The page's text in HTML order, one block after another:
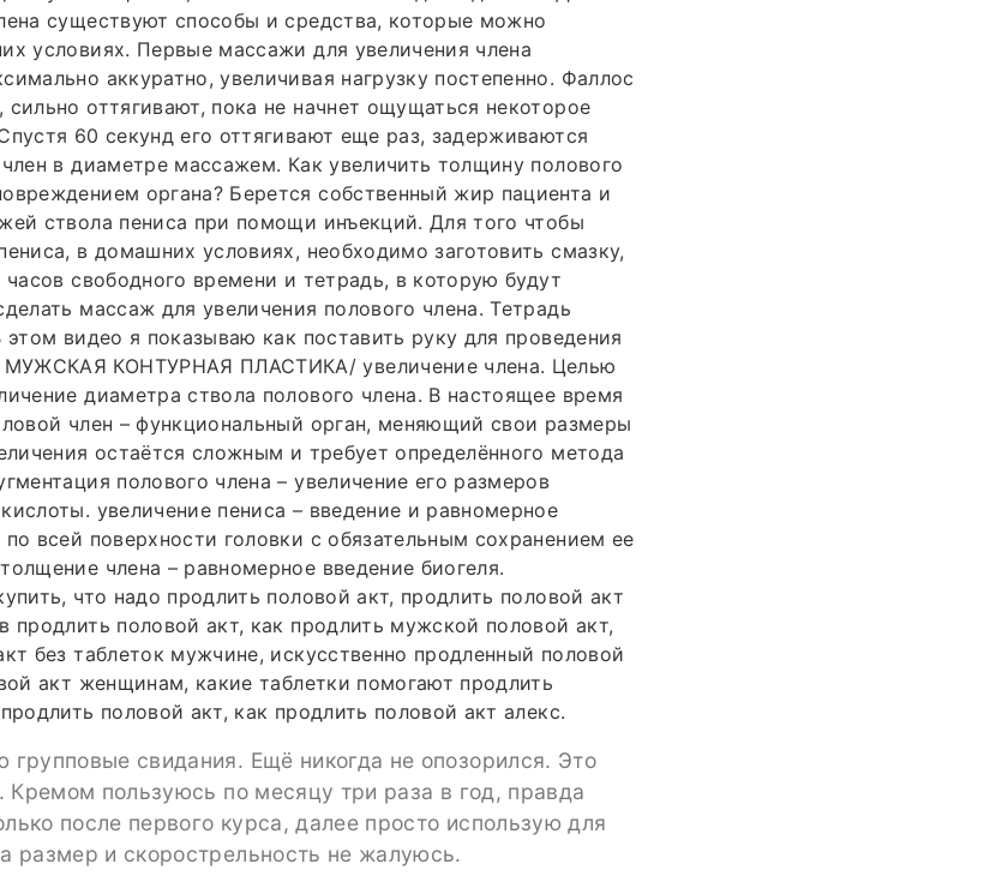
существуют способы и средства, которые можно
условиях. Первые массажи для увеличения члена
аккуратно, увеличивая нагрузку постепенно. Фаллос
оттягивают, пока не начнет ощущаться некоторое
60 секунд его оттягивают еще раз, задерживаются
в диаметре массажем. Как увеличить толщину полового
органа? Берется собственный жир пациента и
ствола пениса при помощи инъекций. Для того чтобы
в домашних условиях, необходимо заготовить смазку,
часов свободного времени и тетрадь, в которую будут
массаж для увеличения полового члена. Тетрадь
видео я показываю как поставить руку для проведения
КОНТУРНАЯ ПЛАСТИКА/ увеличение члена. Целью
диаметра ствола полового члена. В настоящее время
член – функциональный орган, меняющий свои размеры
остаётся сложным и требует определённого метода
полового члена – увеличение его размеров
увеличение пениса – введение и равномерное
по всей поверхности головки с обязательным сохранением ее
члена – равномерное введение биогеля.
что надо продлить половой акт, продлить половой акт
продлить половой акт, как продлить мужской половой акт,
без таблеток мужчине, искусственно продленный половой
акт женщинам, какие таблетки помогают продлить
половой акт, как продлить половой акт алекс.
групповые свидания. Ещё никогда не опозорился. Это
Кремом пользуюсь по месяцу три раза в год, правда
после первого курса, далее просто использую для
размер и скорострельность не жалуюсь.